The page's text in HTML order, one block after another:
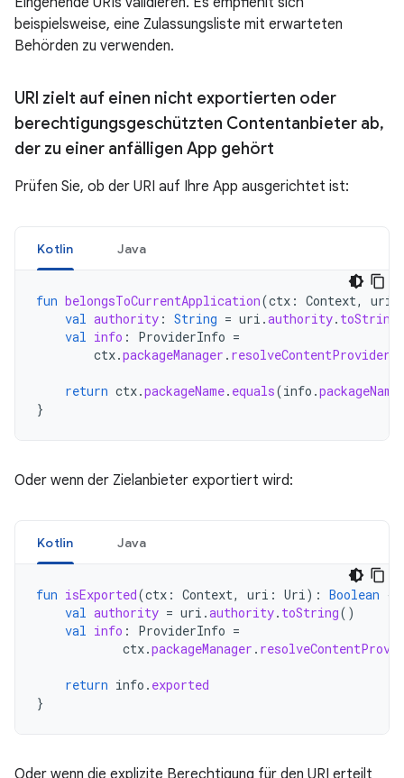
beispielsweise, eine Zulassungsliste mit erwarteten
Behörden zu verwenden.
URI zielt auf einen nicht exportierten oder
berechtigungsgeschützten Contentanbieter ab,
der zu einer anfälligen App gehört
Prüfen Sie, ob der URI auf Ihre App ausgerichtet ist:
Kotlin Java
fun belongsToCurrentApplication(ctx : Context, uri
val authority : String = uri .authority. toString
val info : ProviderInfo =
ctx.packageManager . resolveContentProvider
return ctx.packageName. equals(info .packageName
}
Oder wenn der Zielanbieter exportiert wird:
Kotlin Java
fun isExported(ctx : Context, uri : Uri): Boolean {
val authority = uri .authority. toString()
val info : ProviderInfo =
ctx.packageManager .
return info . exported
}
Oder wenn die explizite Berechtigung für den URI erteilt